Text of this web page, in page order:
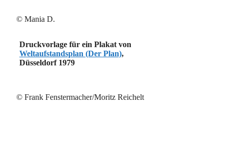
© Mania D.
Druckvorlage für ein Plakat von
Weltaufstandsplan (Der Plan),
Düsseldorf 1979
© Frank Fenstermacher/Moritz Reichelt